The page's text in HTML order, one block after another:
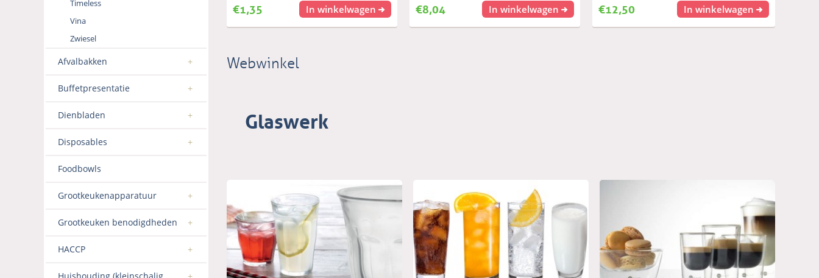
Timeless
Vina
Zwiesel
Afvalbakken
Buffetpresentatie
Dienbladen
Disposables
Foodbowls
Grootkeukenapparatuur
Grootkeuken benodigdheden
HACCP
€1,35 In winkelwagen €8,04 In winkelwagen €12,50 In winkelwagen
Webwinkel
Glaswerk